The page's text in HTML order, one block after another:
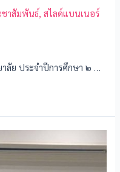
ชาสัมพันธ์ ,สไลด์แบนเนอร์
ลัย ประจำปีการศึกษา ๒ …